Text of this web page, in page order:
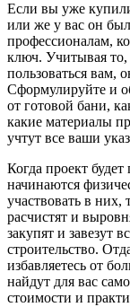
Если вы уже
или же у вас он
профессионалам,
ключ. Учитывая то,
пользоваться вам,
Сформулируйте и
от готовой бани,
какие материалы
учтут все ваши
Когда проект
начинаются
участвовать в них,
расчистят и
закупят и завезут
строительство.
избавляетесь от
найдут для вас
стоимости и